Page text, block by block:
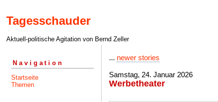
Tagesschauder
Aktuell-politische Agitation von Bernd Zeller
Navigation
Startseite
Themen
... newer stories
Samstag, 24. Januar 2026
Werbetheater